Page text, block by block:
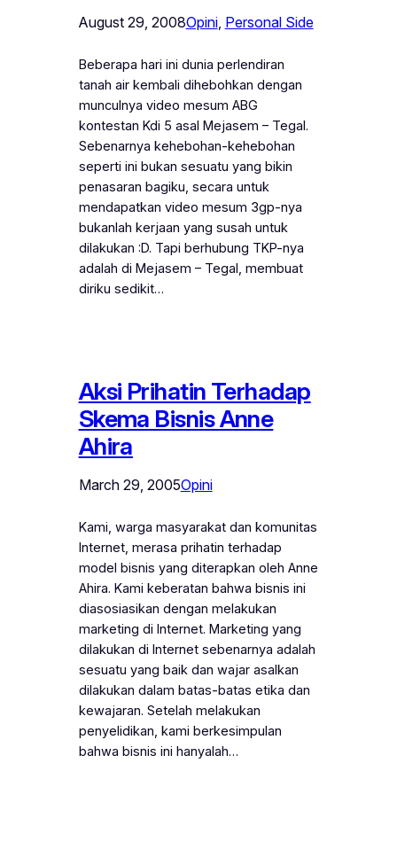
August 29, 2008Opini, Personal Side
Beberapa hari ini dunia perlendiran
tanah air kembali dihebohkan dengan
munculnya video mesum ABG
kontestan Kdi 5 asal Mejasem – Tegal.
Sebenarnya kehebohan-kehebohan
seperti ini bukan sesuatu yang bikin
penasaran bagiku, secara untuk
mendapatkan video mesum 3gp-nya
bukanlah kerjaan yang susah untuk
dilakukan :D. Tapi berhubung TKP-nya
adalah di Mejasem – Tegal, membuat
diriku sedikit…
Aksi Prihatin Terhadap
Skema Bisnis Anne
Ahira
March 29, 2005Opini
Kami, warga masyarakat dan komunitas
Internet, merasa prihatin terhadap
model bisnis yang diterapkan oleh Anne
Ahira. Kami keberatan bahwa bisnis ini
diasosiasikan dengan melakukan
marketing di Internet. Marketing yang
dilakukan di Internet sebenarnya adalah
sesuatu yang baik dan wajar asalkan
dilakukan dalam batas-batas etika dan
kewajaran. Setelah melakukan
penyelidikan, kami berkesimpulan
bahwa bisnis ini hanyalah…